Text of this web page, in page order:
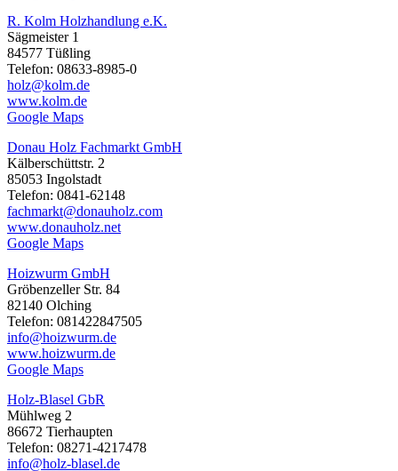
R. Kolm Holzhandlung e.K.
Sägmeister 1
84577 Tüßling
Telefon: 08633-8985-0
holz@kolm.de
www.kolm.de
Google Maps
Donau Holz Fachmarkt GmbH
Kälberschüttstr. 2
85053 Ingolstadt
Telefon: 0841-62148
fachmarkt@donauholz.com
www.donauholz.net
Google Maps
Hoizwurm GmbH
Gröbenzeller Str. 84
82140 Olching
Telefon: 081422847505
info@hoizwurm.de
www.hoizwurm.de
Google Maps
Holz-Blasel GbR
Mühlweg 2
86672 Tierhaupten
Telefon: 08271-4217478
info@holz-blasel.de